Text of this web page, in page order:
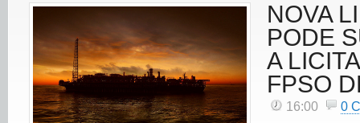
NOVA
PODE
A
FPSO
16:00 0